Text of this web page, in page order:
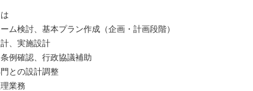
ーム検討、基本プラン作成（企画・計画段階）
計、実施設計
条例確認、行政協議補助
門との設計調整
業務